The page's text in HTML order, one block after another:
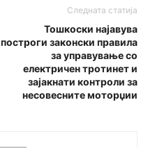
Следната статија
Тошкоски најавува
построги законски правила
за управување со
електричен тротинет и
зајакнати контроли за
несовесните моторџии